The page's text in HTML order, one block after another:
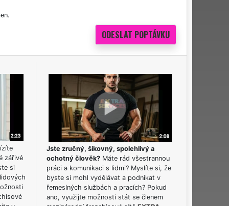
zářivé
si
Jste zručný, šikovný, spolehlivý a
ochotný člověk? Máte rád všestrannou
práci a komunikaci s lidmi? Myslíte si, že
byste si mohl vydělávat a podnikat v
řemeslných službách a pracích? Pokud
ano, využijte možnosti stát se členem